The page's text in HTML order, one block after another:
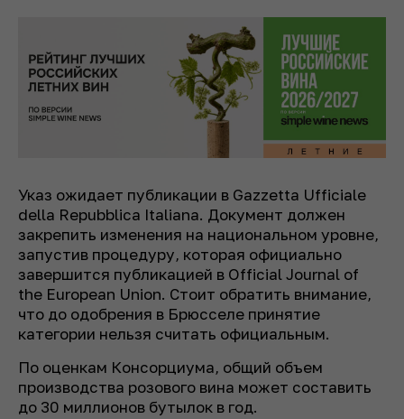
Указ ожидает публикации в Gazzetta Ufficiale
della Repubblica Italiana. Документ должен
закрепить изменения на национальном уровне,
запустив процедуру, которая официально
завершится публикацией в Official Journal of
the European Union. Стоит обратить внимание,
что до одобрения в Брюсселе принятие
категории нельзя считать официальным.
По оценкам Консорциума, общий объем
производства розового вина может составить
до 30 миллионов бутылок в год.